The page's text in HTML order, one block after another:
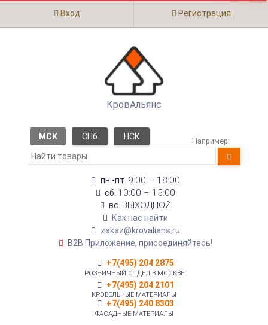
Вход Регистрация
КровАльянс
МСК СПб НСК Например:
пн.-пт. 9:00 – 18:00
сб. 10:00 – 15:00
вс. ВЫХОДНОЙ
Как нас найти
zakaz@krovalians.ru
B2B Приложение, присоединяйтесь!
+7(495) 204 2875
РОЗНИЧНЫЙ ОТДЕЛ В МОСКВЕ
+7(495) 204 2101
КРОВЕЛЬНЫЕ МАТЕРИАЛЫ
+7(495) 240 8303
ФАСАДНЫЕ МАТЕРИАЛЫ